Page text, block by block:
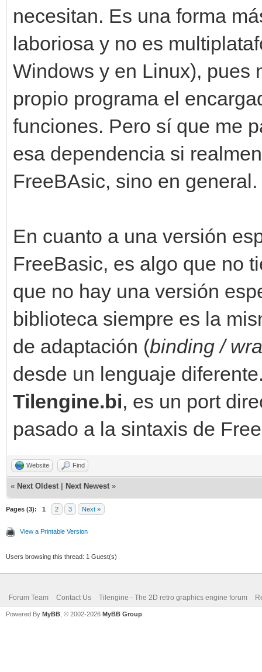
necesitan. Es una forma
laboriosa y no es
Windows y en Linux), pues
propio programa el
funciones. Pero sí que me
esa dependencia si
FreeBAsic, sino en general.
En cuanto a una versión
FreeBasic, es algo que no
que no hay una versión
biblioteca siempre es la
de adaptación (binding /
desde un lenguaje
Tilengine.bi, es un port
pasado a la sintaxis de
Website Find
« Next Oldest Next Newest »
Pages (3): 1 2 3 Next »
View a Printable Version
Users browsing this thread: 1 Guest(s)
Forum Team Contact Us Tilengine - The 2D retro graphics engine forum
Powered By MyBB , © 2002-2026 MyBB Group